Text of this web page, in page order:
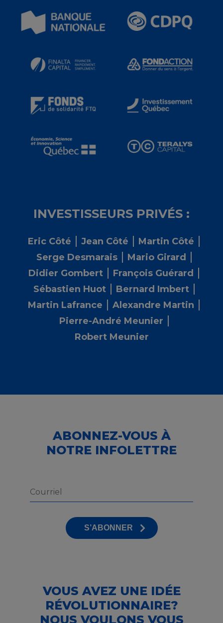
INVESTISSEURS PRIVÉS :
Eric Côté Jean Côté
Martin Côté
Serge Desmarais
Mario Girard
Didier Gombert
François Guérard
Sébastien Huot
Bernard Imbert
Martin Lafrance
Alexandre Martin
Pierre-André Meunier
Robert Meunier
ABONNEZ-VOUS À
NOTRE INFOLETTRE
S’ABONNER
VOUS AVEZ UNE IDÉE
RÉVOLUTIONNAIRE?
NOUS VOULONS VOUS